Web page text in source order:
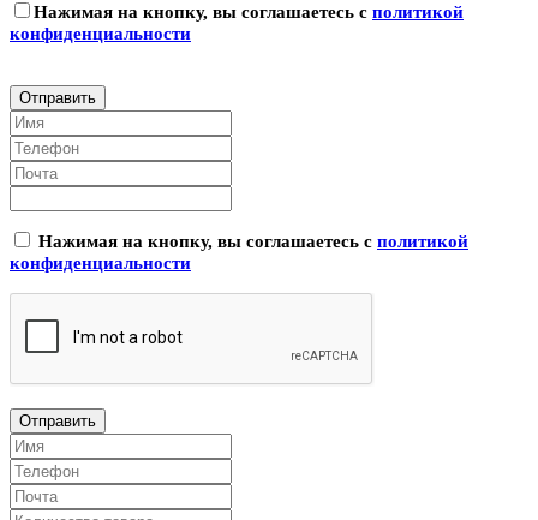
Нажимая на кнопку, вы соглашаетесь с политикой
конфиденциальности
Нажимая на кнопку, вы соглашаетесь с политикой
конфиденциальности